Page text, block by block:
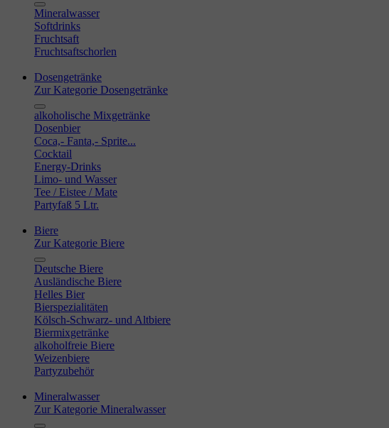
Mineralwasser
Softdrinks
Fruchtsaft
Fruchtsaftschorlen
Dosengetränke
Zur Kategorie Dosengetränke
alkoholische Mixgetränke
Dosenbier
Coca,- Fanta,- Sprite...
Cocktail
Energy-Drinks
Limo- und Wasser
Tee / Eistee / Mate
Partyfaß 5 Ltr.
Biere
Zur Kategorie Biere
Deutsche Biere
Ausländische Biere
Helles Bier
Bierspezialitäten
Kölsch-Schwarz- und Altbiere
Biermixgetränke
alkoholfreie Biere
Weizenbiere
Partyzubehör
Mineralwasser
Zur Kategorie Mineralwasser